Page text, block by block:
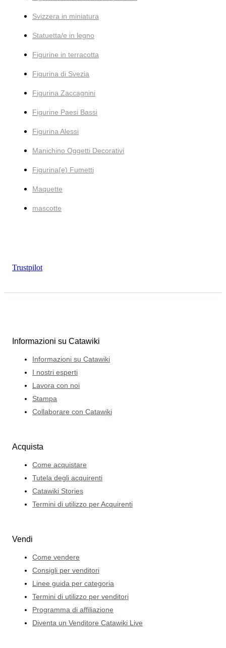
Svizzera in miniatura
Statuetta/e in legno
Figurine in terracotta
Figurina di Svezia
Figurina Zaccagnini
Figurine Paesi Bassi
Figurina Alessi
Manichino Oggetti Decorativi
Figurina(e) Fumetti
Maquette
mascotte
Trustpilot
Informazioni su Catawiki
Informazioni su Catawiki
I nostri esperti
Lavora con noi
Stampa
Collaborare con Catawiki
Acquista
Come acquistare
Tutela degli acquirenti
Catawiki Stories
Termini di utilizzo per Acquirenti
Vendi
Come vendere
Consigli per venditori
Linee guida per categoria
Termini di utilizzo per venditori
Programma di affiliazione
Diventa un Venditore Catawiki Live